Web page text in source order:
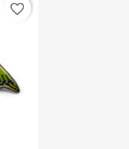
favorite_border